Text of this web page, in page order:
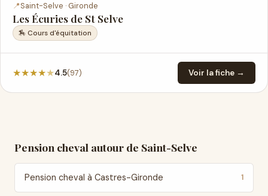
📍Saint-Selve · Gironde
Les Écuries de St Selve
🏇 Cours d'équitation
★★★★★4.5(97) Voir la fiche →
Pension cheval autour de Saint-Selve
Pension cheval à Castres-Gironde 1